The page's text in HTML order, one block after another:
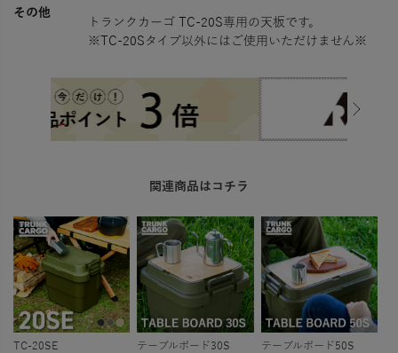
その他
トランクカーゴ TC-20S専用の天板です。
※TC-20Sタイプ以外にはご使用いただけません※
関連商品はコチラ
TC-20SE テーブルボード30S テーブルボード50S